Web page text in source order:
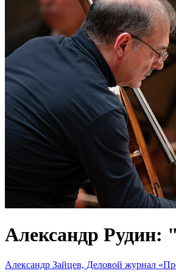
Александр Рудин:
Александр Зайцев, Деловой журнал